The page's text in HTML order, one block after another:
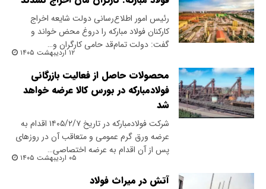
رئیس امور اطلاع‌رسانی دولت شایعه اخراج
کارکنان فولاد مبارکه را دروغ محض خواند و
گفت: دولت تمام‌قد حامی کارگران و…
۱۲ اردیبهشت ۱۴۰۵
محصولات حاصل از فعالیت بازرگانی
فولادمبارکه در بورس کالا عرضه خواهد
شد
​شرکت فولادمبارکه در تاریخ ۱۴۰۵/۲/۷ اقدام به
عرضه ورق گرم عمومی و متعاقب آن در روزهای
پس از آن اقدام به عرضه اختصاصی…
۰۵ اردیبهشت ۱۴۰۵
آتش در میراث فولاد